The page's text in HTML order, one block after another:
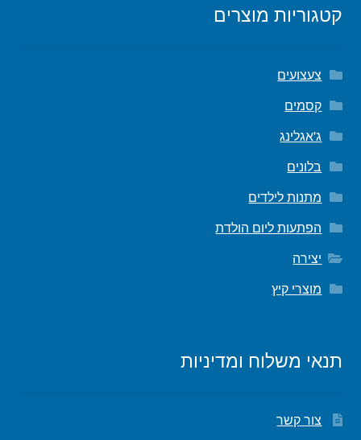
קטגוריות מוצרים
צעצועים
קסמים
ג'אגלינג
בלונים
מתנות לילדים
הפתעות ליום הולדת
יצירה
מוצרי קיץ
תנאי משלוח ומדיניות
צור קשר